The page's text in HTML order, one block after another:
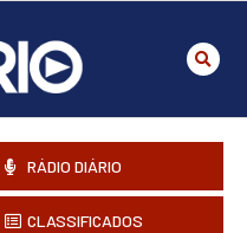
RÁDIO DIÁRIO
CLASSIFICADOS